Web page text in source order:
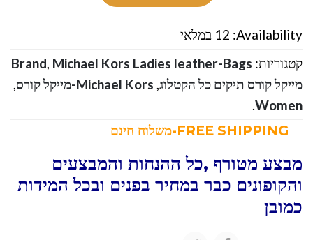
Availability: 12 במלאי
קטגוריות:
Brand, Michael Kors Ladies leather-Bags
מייקל קורס תיקים כל הקטלוג, Michael Kors-מייקל קורס
,
Women
.
מבצע מטורף ,כל ההנחות והמבצעים
והקופונים כבר במחיר בפנים ובכל המידות
כמובן